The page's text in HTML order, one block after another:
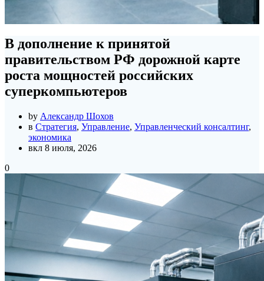
В дополнение к принятой
правительством РФ дорожной карте
роста мощностей российских
суперкомпьютеров
by Александр Шохов
в Стратегия, Управление, Управленческий консалтинг,
экономика
вкл 8 июля, 2026
0